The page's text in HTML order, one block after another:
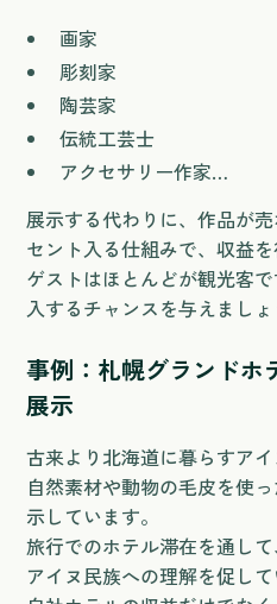
画家
彫刻家
陶芸家
伝統工芸士
アクセサリー作家…
展示する代わりに、作品が
セント入る仕組みで、収益を
ゲストはほとんどが観光客
入するチャンスを与えましょ
事例：札幌グランドホ
展示
古来より北海道に暮らすアイ
自然素材や動物の毛皮を使
示しています。
旅行でのホテル滞在を通し
アイヌ民族への理解を促して